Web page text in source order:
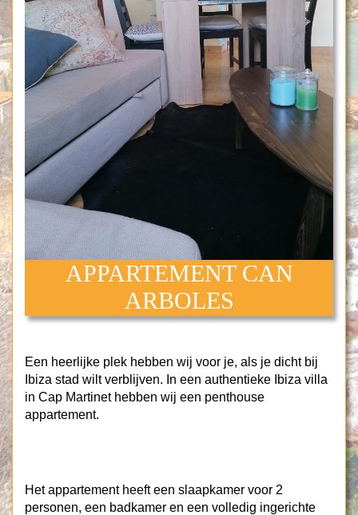
APPARTEMENT CAN
ARBOLES
Een heerlijke plek hebben wij voor je, als je dicht bij
Ibiza stad wilt verblijven. In een authentieke Ibiza villa
in Cap Martinet hebben wij een penthouse
appartement.
Het appartement heeft een slaapkamer voor 2
personen, een badkamer en een volledig ingerichte